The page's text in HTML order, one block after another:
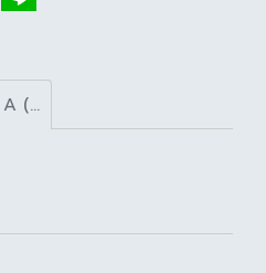
60x60 หงส์สัก (Matt) A (Pack 3)